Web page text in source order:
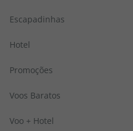
Escapadinhas
Hotel
Promoções
Voos Baratos
Voo + Hotel